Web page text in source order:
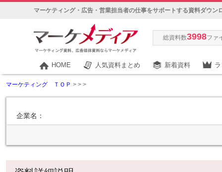
マーケティング・広告・営業担当者の仕事をサポートする資料ダウン
総資料数3998ファ
HOME 人気資料まとめ 新着資料
マーケティング ＴＯＰ > > >
企業名：